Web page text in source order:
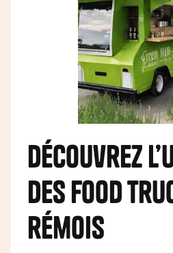
Découvrez
des food
rémois